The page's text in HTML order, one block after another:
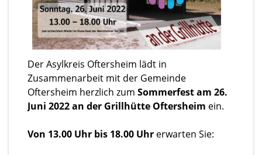
Der Asylkreis Oftersheim lädt in
Zusammenarbeit mit der Gemeinde
Oftersheim herzlich zum Sommerfest am 26.
Juni 2022an der Grillhütte Oftersheim ein.
Von 13.00 Uhr bis 18.00 Uhr erwarten Sie: